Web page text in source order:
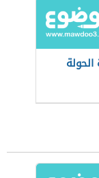
الحولة